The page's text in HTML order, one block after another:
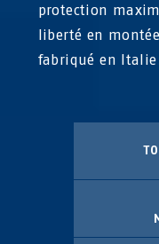
protection
liberté en
fabriqué en